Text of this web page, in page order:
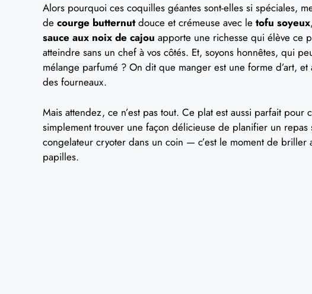
Alors pourquoi ces coquilles géantes sont-elles si spéciales,
de courge butternutdouce et crémeuse avec le tofu soyeux
sauce aux noix de cajou apporte une richesse qui élève ce
atteindre sans un chef à vos côtés. Et, soyons honnêtes, qui
mélange parfumé ? On dit que manger est une forme d’art,
des fourneaux.
Mais attendez, ce n’est pas tout. Ce plat est aussi parfait
simplement trouver une façon délicieuse de planifier un repas
congelateur cryoter dans un coin — c’est le moment de
papilles.